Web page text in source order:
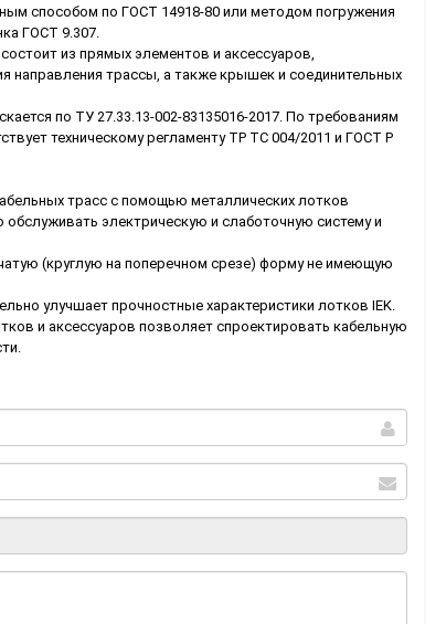
способом по ГОСТ 14918-80 или методом погружения
ГОСТ 9.307.
из прямых элементов и аксессуаров,
направления трассы, а также крышек и соединительных
по ТУ 27.33.13-002-83135016-2017. По требованиям
техническому регламенту ТР ТС 004/2011 и ГОСТ Р
трасс с помощью металлических лотков
электрическую и слаботочную систему и
(круглую на поперечном срезе) форму не имеющую
улучшает прочностные характеристики лотков IEK.
и аксессуаров позволяет спроектировать кабельную